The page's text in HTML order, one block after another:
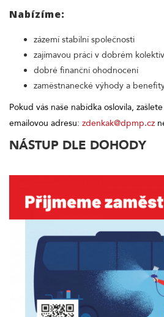
Nabízíme:
zázemí stabilní společnosti
zajímavou práci v dobrém
dobré finanční ohodnocení
zaměstnanecké výhody a
Pokud vás naše nabídka oslovila,
emailovou adresu: zdenkak@dpmp.cz
NÁSTUP DLE DOHODY